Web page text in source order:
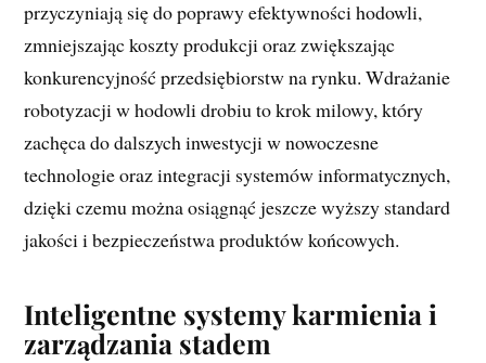
przyczyniają się do poprawy efektywności hodowli,
zmniejszając koszty produkcji oraz zwiększając
konkurencyjność przedsiębiorstw na rynku. Wdrażanie
robotyzacji w hodowli drobiu to krok milowy, który
zachęca do dalszych inwestycji w nowoczesne
technologie oraz integracji systemów informatycznych,
dzięki czemu można osiągnąć jeszcze wyższy standard
jakości i bezpieczeństwa produktów końcowych.
Inteligentne systemy karmienia i
zarządzania stadem